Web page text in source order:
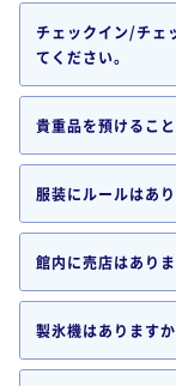
チェックイン/チェ
てください。
貴重品を預けるこ
服装にルールはあ
館内に売店はあり
製氷機はありますか